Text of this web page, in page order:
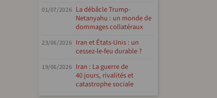
01/07/2026 La débâcle Trump-
Netanyahu : un monde de
dommages collatéraux
23/06/2026 Iran et États-Unis : un
cessez-le-feu durable ?
19/06/2026 Iran : La guerre de
40 jours, rivalités et
catastrophe sociale